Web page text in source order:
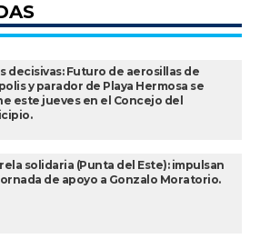
decisivas: Futuro de aerosillas de
y parador de Playa Hermosa se
este jueves en el Concejo del
solidaria (Punta del Este): impulsan
de apoyo a Gonzalo Moratorio.